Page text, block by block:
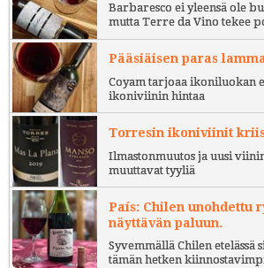
Barbaresco ei yleensä ole
mutta Terre da Vino tekee
Pääsiäisen paras
Coyam tarjoaa ikoniluokan
ikoniviinin hintaa
Torresin ikoniviinit
Ilmastonmuutos ja uusi
muuttavat tyyliä
País: Chilen unohdettu
näyttävän paluun.
Syvemmällä Chilen etelässä
tämän hetken